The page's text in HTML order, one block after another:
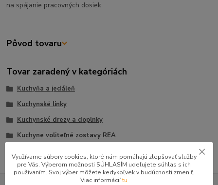
na spájanie pracovných dosiek
Pôvod tovaru
Tovar zaradený v kategóriách
Kuchyňa a jedáleň
Kuchynské linky
Kuchynské drezy a doplnky
Kuchyne voliteľné zostavy REA
GOOGLE RECENZIE ZÁKAZNÍKOV
Využívame súbory cookies, ktoré nám pomáhajú zlepšovať služby
pre Vás. Výberom možnosti SÚHLASÍM udeľujete súhlas s ich
používaním. Svoj výber môžete kedykoľvek v budúcnosti zmeniť.
Viac informáciítu